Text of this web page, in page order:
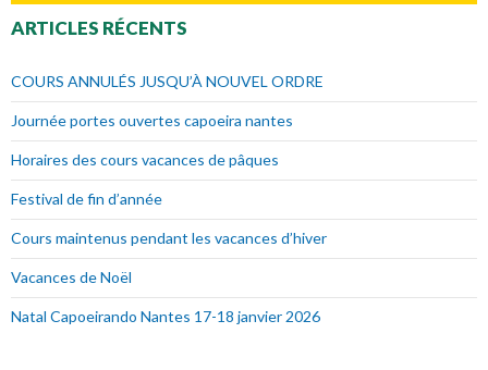
ARTICLES RÉCENTS
COURS ANNULÉS JUSQU’À NOUVEL ORDRE
Journée portes ouvertes capoeira nantes
Horaires des cours vacances de pâques
Festival de fin d’année
Cours maintenus pendant les vacances d’hiver
Vacances de Noël
Natal Capoeirando Nantes 17-18 janvier 2026